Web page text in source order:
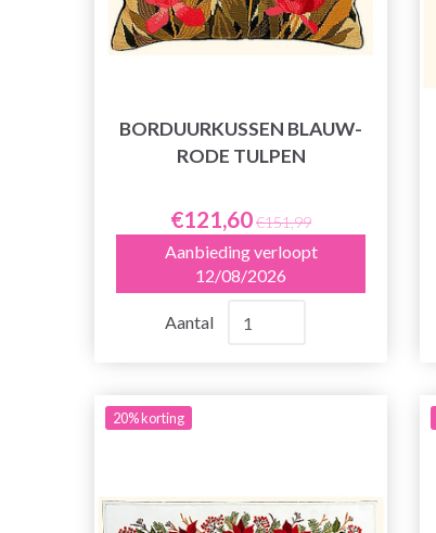
BORDUURKUSSEN BLAUW-
RODE TULPEN
€121,60€151,99
Aanbieding verloopt
12/08/2026
Aantal
20% korting